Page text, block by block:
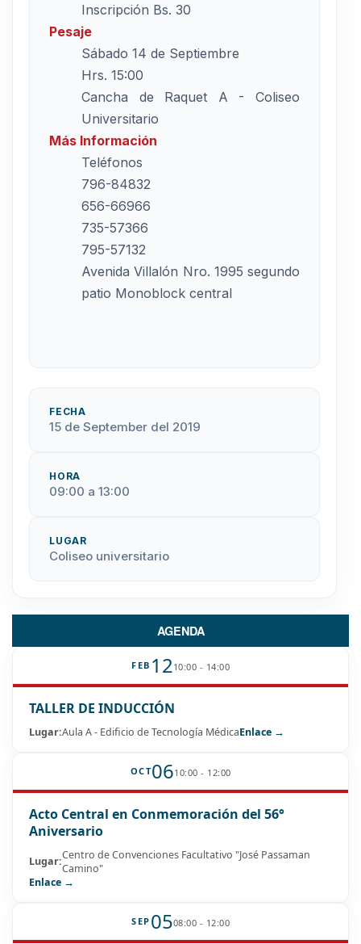
Inscripción Bs. 30
Pesaje
Sábado 14 de Septiembre
Hrs. 15:00
Cancha de Raquet A - Coliseo
Universitario
Más Información
Teléfonos
796-84832
656-66966
735-57366
795-57132
Avenida Villalón Nro. 1995 segundo
patio Monoblock central
FECHA
15 de September del 2019
HORA
09:00 a 13:00
LUGAR
Coliseo universitario
AGENDA
FEB 1210:00 - 14:00
TALLER DE INDUCCIÓN
Lugar:Aula A - Edificio de Tecnología MédicaEnlace →
OCT0610:00 - 12:00
Acto Central en Conmemoración del 56°
Aniversario
Lugar:Centro de Convenciones Facultativo "José Passaman
Camino"
Enlace →
SEP 0508:00 - 12:00